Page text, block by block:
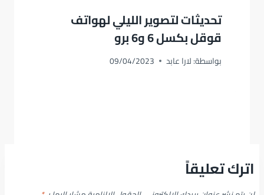
تحديثات لتصوير الليلي لهواتف
قوقل بكسل 6 و6 برو
بواسطة:لارا عابد 09/04/2023
اترك تعليقاً